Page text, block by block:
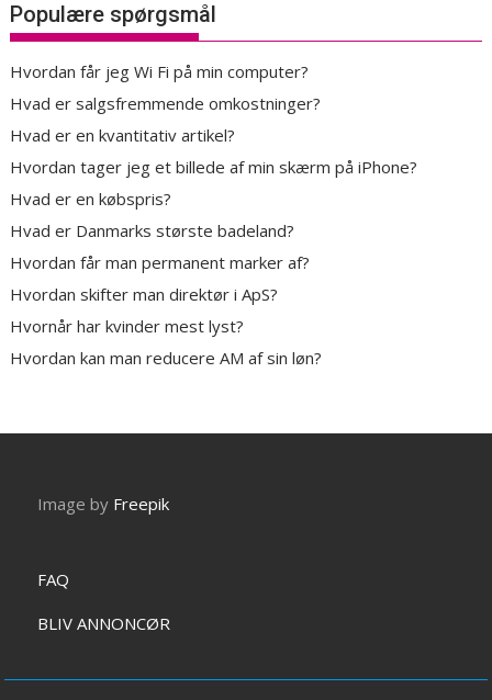
Populære spørgsmål
Hvordan får jeg Wi Fi på min computer?
Hvad er salgsfremmende omkostninger?
Hvad er en kvantitativ artikel?
Hvordan tager jeg et billede af min skærm på iPhone?
Hvad er en købspris?
Hvad er Danmarks største badeland?
Hvordan får man permanent marker af?
Hvordan skifter man direktør i ApS?
Hvornår har kvinder mest lyst?
Hvordan kan man reducere AM af sin løn?
Image by Freepik
FAQ
BLIV ANNONCØR